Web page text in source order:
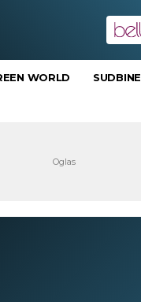
WORLD SUDBINE